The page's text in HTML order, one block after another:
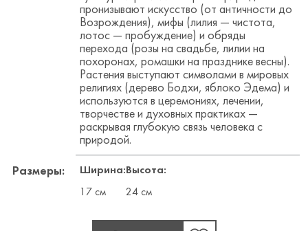
пронизывают искусство (от античности до
Возрождения), мифы (лилия — чистота,
лотос — пробуждение) и обряды
перехода (розы на свадьбе, лилии на
похоронах, ромашки на празднике весны).
Растения выступают символами в мировых
религиях (дерево Бодхи, яблоко Эдема) и
используются в церемониях, лечении,
творчестве и духовных практиках —
раскрывая глубокую связь человека с
природой.
Размеры:
Ширина:
17 см
Высота:
24 см